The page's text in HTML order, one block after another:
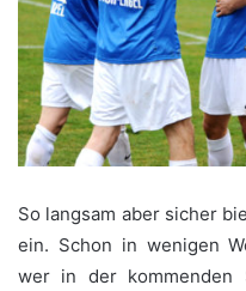
So langsam aber sicher
ein. Schon in wenigen
wer in der kommenden